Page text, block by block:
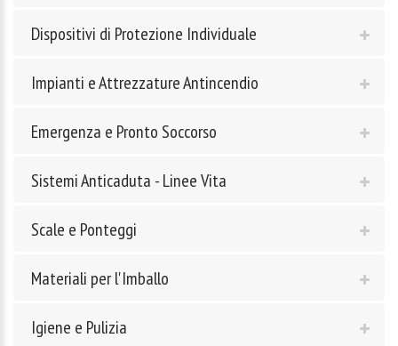
Dispositivi di Protezione Individuale
Impianti e Attrezzature Antincendio
Emergenza e Pronto Soccorso
Sistemi Anticaduta - Linee Vita
Scale e Ponteggi
Materiali per l'Imballo
Igiene e Pulizia